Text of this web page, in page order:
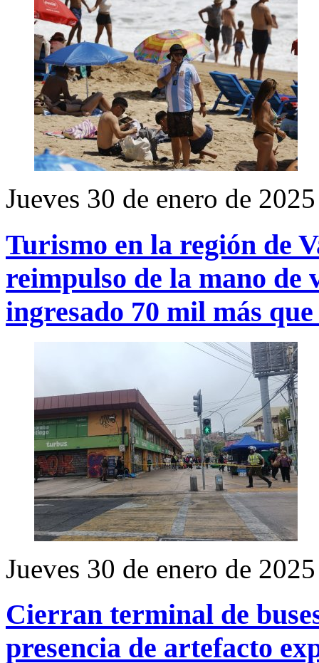
Jueves 30 de enero de 2025
Turismo en la región de
reimpulso de la mano de
ingresado 70 mil más que
Jueves 30 de enero de 2025
Cierran terminal de
presencia de artefacto